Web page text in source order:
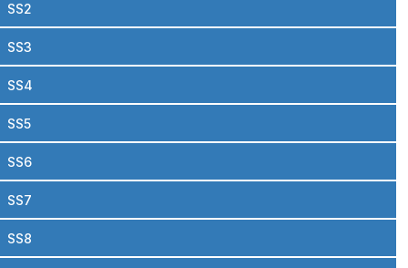
SS2
SS3
SS4
SS5
SS6
SS7
SS8